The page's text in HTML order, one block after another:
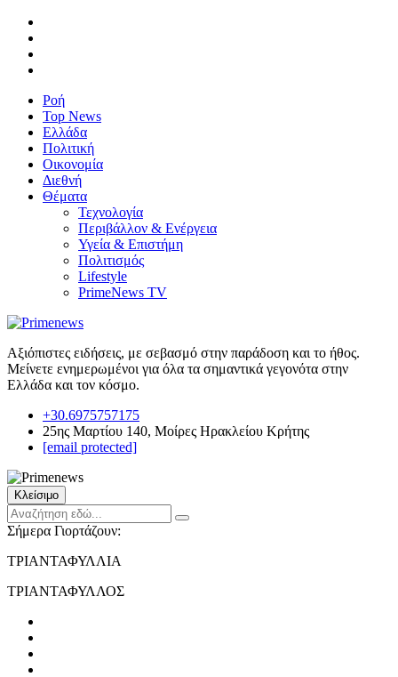
Ροή
Top News
Ελλάδα
Πολιτική
Οικονομία
Διεθνή
Θέματα
Τεχνολογία
Περιβάλλον & Ενέργεια
Υγεία & Επιστήμη
Πολιτισμός
Lifestyle
PrimeNews TV
Αξιόπιστες ειδήσεις, με σεβασμό στην παράδοση και το ήθος.
Μείνετε ενημερωμένοι για όλα τα σημαντικά γεγονότα στην
Ελλάδα και τον κόσμο.
+30.6975757175
25ης Μαρτίου 140, Μοίρες Ηρακλείου Κρήτης
[email protected]
Κλείσιμο
Σήμερα Γιορτάζουν:
ΤΡΙΑΝΤΑΦΥΛΛΙΑ
ΤΡΙΑΝΤΑΦΥΛΛΟΣ